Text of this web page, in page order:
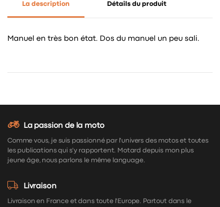
La description Détails du produit
Manuel en très bon état. Dos du manuel un peu sali.
La passion de la moto
Comme vous, je suis passionné par l'univers des motos et toutes
les publications qui s'y rapportent. Motard depuis mon plus
jeune âge, nous parlons le même language.
Livraison
Livraison en France et dans toute l'Europe. Partout dans le